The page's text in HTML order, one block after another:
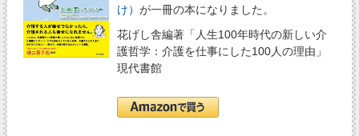
け） が一冊の本になりました。
花げし舎編著「人生100年時代の新しい介
護哲学：介護を仕事にした100人の理由」
現代書館